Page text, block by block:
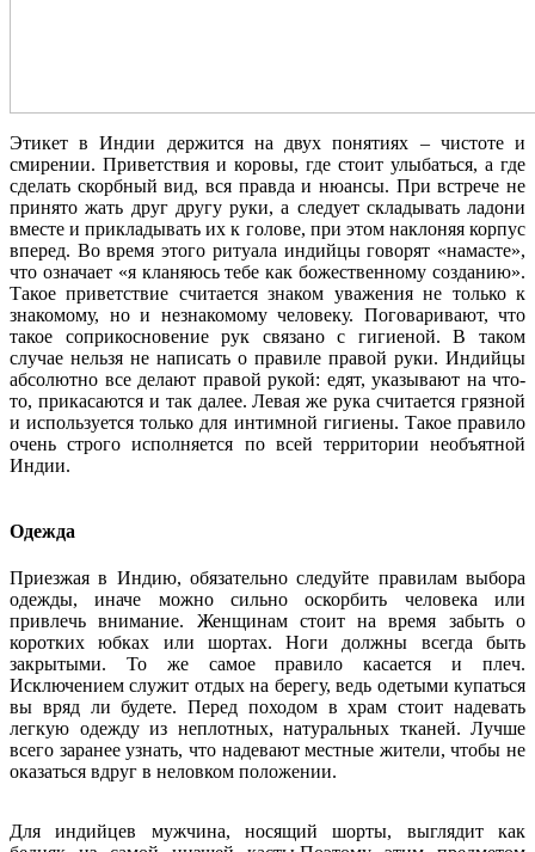
Этикет в Индии держится на двух понятиях – чистоте и
смирении. Приветствия и коровы, где стоит улыбаться, а где
сделать скорбный вид, вся правда и нюансы. При встрече не
принято жать друг другу руки, а следует складывать ладони
вместе и прикладывать их к голове, при этом наклоняя корпус
вперед. Во время этого ритуала индийцы говорят «намасте»,
что означает «я кланяюсь тебе как божественному созданию».
Такое приветствие считается знаком уважения не только к
знакомому, но и незнакомому человеку. Поговаривают, что
такое соприкосновение рук связано с гигиеной. В таком
случае нельзя не написать о правиле правой руки. Индийцы
абсолютно все делают правой рукой: едят, указывают на что-
то, прикасаются и так далее. Левая же рука считается грязной
и используется только для интимной гигиены. Такое правило
очень строго исполняется по всей территории необъятной
Индии.
Одежда
Приезжая в Индию, обязательно следуйте правилам выбора
одежды, иначе можно сильно оскорбить человека или
привлечь внимание. Женщинам стоит на время забыть о
коротких юбках или шортах. Ноги должны всегда быть
закрытыми. То же самое правило касается и плеч.
Исключением служит отдых на берегу, ведь одетыми купаться
вы вряд ли будете. Перед походом в храм стоит надевать
легкую одежду из неплотных, натуральных тканей. Лучше
всего заранее узнать, что надевают местные жители, чтобы не
оказаться вдруг в неловком положении.
Для индийцев мужчина, носящий шорты, выглядит как